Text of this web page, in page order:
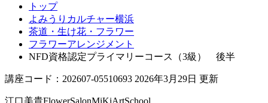
トップ
よみうりカルチャー横浜
茶道・生け花・フラワー
フラワーアレンジメント
NFD資格認定プライマリーコース（3級） 後半
講座コード：202607-05510693 2026年3月29日 更新
江口美貴FlowerSalonMiKiArtSchool